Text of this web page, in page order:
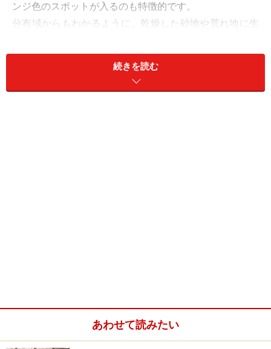
ンジ色のスポットが入るのも特徴的です。
分布域からもわかるように、乾燥した砂地や荒れ地に生
探して活動をします。繁殖生態は知られていませんが、
1ないし2個の卵を産むと考えられています。
ハッキリ言って、この手のヤモリに興味を持っているフ
指が細く短い
夜行性
続きを読む
あわせて読みたい